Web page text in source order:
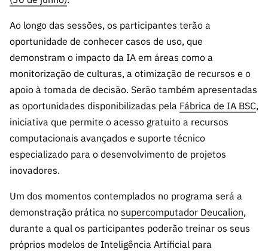
Ao longo das sessões, os participantes terão a
oportunidade de conhecer casos de uso, que
demonstram o impacto da IA em áreas como a
monitorização de culturas, a otimização de recursos e o
apoio à tomada de decisão. Serão também apresentadas
as oportunidades disponibilizadas pela Fábrica de IA BSC,
iniciativa que permite o acesso gratuito a recursos
computacionais avançados e suporte técnico
especializado para o desenvolvimento de projetos
inovadores.
Um dos momentos contemplados no programa será a
demonstração prática no supercomputador Deucalion,
durante a qual os participantes poderão treinar os seus
próprios modelos de Inteligência Artificial para